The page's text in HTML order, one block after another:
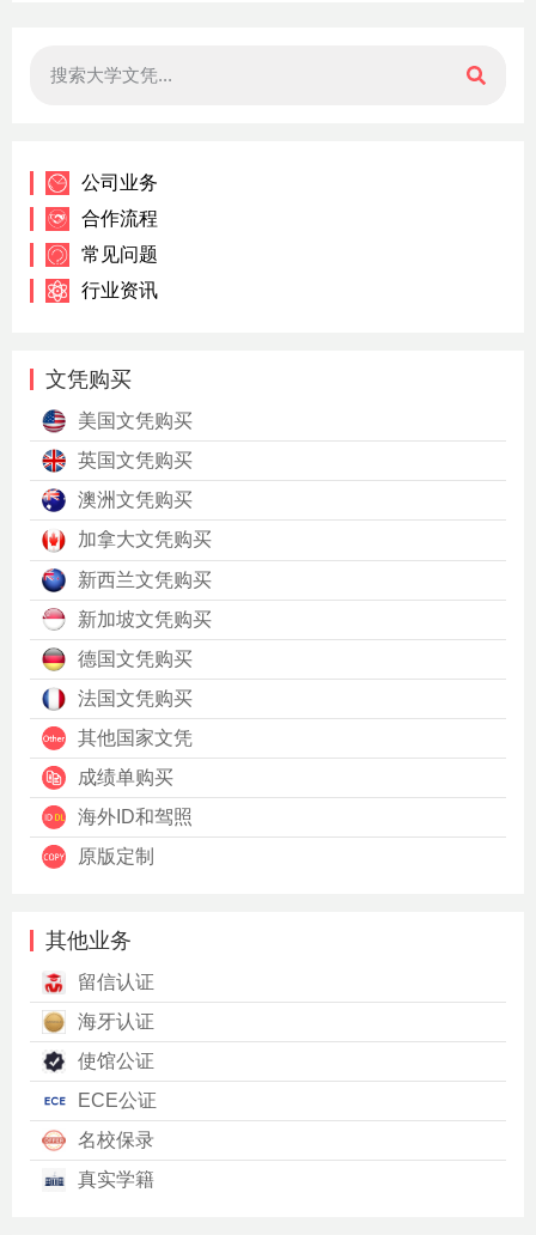
公司业务
合作流程
常见问题
行业资讯
文凭购买
美国文凭购买
英国文凭购买
澳洲文凭购买
加拿大文凭购买
新西兰文凭购买
新加坡文凭购买
德国文凭购买
法国文凭购买
其他国家文凭
成绩单购买
海外ID和驾照
原版定制
其他业务
留信认证
海牙认证
使馆公证
ECE公证
名校保录
真实学籍